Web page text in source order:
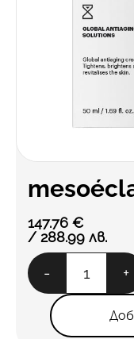
147.76 €
/ 288.99 лв.
- +